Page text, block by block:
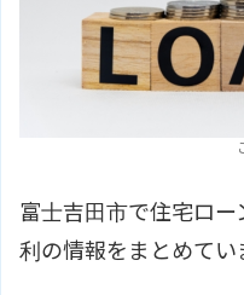
富士吉田市で住宅ロ
利の情報をまとめてい